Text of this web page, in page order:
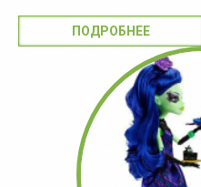
ПОДРОБНЕЕ